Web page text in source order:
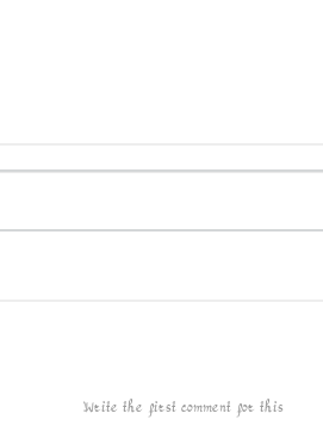
Write the first comment for this!